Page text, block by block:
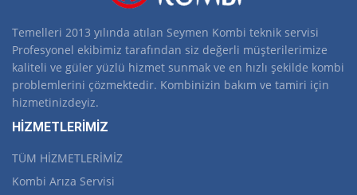
Temelleri 2013 yılında atılan Seymen Kombi teknik servisi
Profesyonel ekibimiz tarafından siz değerli müşterilerimize
kaliteli ve güler yüzlü hizmet sunmak ve en hızlı şekilde kombi
problemlerini çözmektedir. Kombinizin bakım ve tamiri için
hizmetinizdeyiz.
HİZMETLERİMİZ
TÜM HİZMETLERİMİZ
Kombi Arıza Servisi